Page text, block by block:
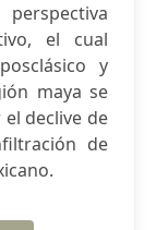
el cual
y
maya se
declive de
de